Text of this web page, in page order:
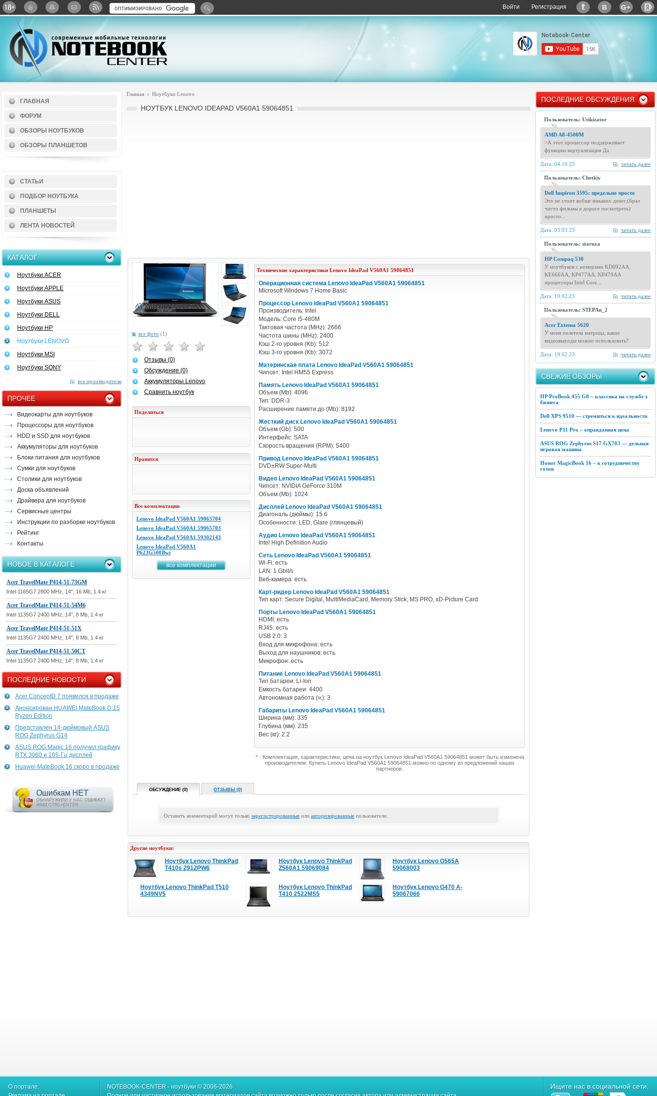
Войти Регистрация
Twitter ВКонтактеGoogle+Яндекс: Каталог виджетов
ГЛАВНАЯ
ФОРУМ
ОБЗОРЫ НОУТБУКОВ
ОБЗОРЫ ПЛАНШЕТОВ
СТАТЬИ
ПОДБОР НОУТБУКА
ПЛАНШЕТЫ
ЛЕНТА НОВОСТЕЙ
КАТАЛОГ
Ноутбуки ACER
Ноутбуки APPLE
Ноутбуки ASUS
Ноутбуки DELL
Ноутбуки HP
Ноутбуки LENOVO
Ноутбуки MSI
Ноутбуки SONY
все производители
ПРОЧЕЕ
Видеокарты для ноутбуков
Процессоры для ноутбуков
HDD и SSD для ноутбуков
Аккумуляторы для ноутбуков
Блоки питания для ноутбуков
Сумки для ноутбуков
Столики для ноутбуков
Доска объявлений
Драйвера для ноутбуков
Сервисные центры
Инструкции по разборке ноутбуков
Рейтинг
Контакты
НОВОЕ В КАТАЛОГЕ
Acer TravelMate P414-51-73GM
Intel 1165G7 2800 MHz, 14", 16 Mb, 1.4 кг
Acer TravelMate P414-51-54M6
Intel 1135G7 2400 MHz, 14", 8 Mb, 1.4 кг
Acer TravelMate P414-51-51X
Intel 1135G7 2400 MHz, 14", 8 Mb, 1.4 кг
Acer TravelMate P414-51-50CT
Intel 1135G7 2400 MHz, 14", 8 Mb, 1.4 кг
ПОСЛЕДНИЕ НОВОСТИ
Acer ConceptD 7 появился в продаже
Анонсирован HUAWEI MateBook D 15
Ryzen Edition
Представлен 14-дюймовый ASUS
ROG Zephyrus G14
ASUS ROG Magic 16 получил графику
RTX 3060 и 165-Гц дисплей
Huawei MateBook 16 скоро в продаже
Ошибкам НЕТ
ОБНАРУЖИЛИ У НАС ОШИБКУ?
ЖМИ CTRL+ENTER
Главная Ноутбуки Lenovo
НОУТБУК LENOVO IDEAPAD V560A1 59064851
все фото (1)
Отзывы (0)
Обсуждение (0)
Аккумуляторы Lenovo
Сравнить ноутбук
Поделиться
Нравится
Все комплектации
Lenovo IdeaPad V560A1 59065704
Lenovo IdeaPad V560A1 59065703
Lenovo IdeaPad V560A1 59302143
Lenovo IdeaPad V560A1
P623G500Bwi
все комплектации
Технические характеристики Lenovo IdeaPad V560A1 59064851
Операционная система Lenovo IdeaPad V560A1 59064851
Microsoft Windows 7 Home Basic
Процессор Lenovo IdeaPad V560A1 59064851
Производитель: Intel
Модель: Core i5-480M
Тактовая частота (MHz): 2666
Частота шины (MHz): 2400
Кэш 2-го уровня (Kb): 512
Кэш 3-го уровня (Kb): 3072
Материнская плата Lenovo IdeaPad V560A1 59064851
Чипсет: Intel HM55 Express
Память Lenovo IdeaPad V560A1 59064851
Объем (Mb): 4096
Тип: DDR-3
Расширение памяти до (Mb): 8192
Жесткий диск Lenovo IdeaPad V560A1 59064851
Объем (Gb): 500
Интерфейс: SATA
Скорость вращения (RPM): 5400
Привод Lenovo IdeaPad V560A1 59064851
DVD±RW Super-Multi
Видео Lenovo IdeaPad V560A1 59064851
Чипсет: NVIDIA GeForce 310M
Объем (Mb): 1024
Дисплей Lenovo IdeaPad V560A1 59064851
Диагональ (дюймы): 15.6
Особенности: LED, Glare (глянцевый)
Аудио Lenovo IdeaPad V560A1 59064851
Intel High Definition Audio
Сеть Lenovo IdeaPad V560A1 59064851
Wi-Fi: есть
LAN: 1 Gbit/s
Веб-камера: есть
Карт-ридер Lenovo IdeaPad V560A1 59064851
Тип карт: Secure Digital, MultiMediaCard, Memory Stick, MS PRO, xD-Picture Card
Порты Lenovo IdeaPad V560A1 59064851
HDMI: есть
RJ45: есть
USB 2.0: 3
Вход для микрофона: есть
Выход для наушников: есть
Микрофон: есть
Питание Lenovo IdeaPad V560A1 59064851
Тип батареи: Li-Ion
Емкость батареи: 4400
Автономная работа (ч.): 3
Габариты Lenovo IdeaPad V560A1 59064851
Ширина (мм): 335
Глубина (мм): 235
Вес (кг): 2.2
* - Комплектация, характеристики, цена на ноутбук Lenovo IdeaPad V560A1 59064851 может быть изменена
производителем. Купить Lenovo IdeaPad V560A1 59064851 можно по одному из предложений наших
партнеров.
ОБСУЖДЕНИЕ (0) ОТЗЫВЫ (0)
Оставить комментарий могут только зарегистрированные или авторизированные пользователи.
Другие ноутбуки:
Ноутбук Lenovo ThinkPad
T410s 2912PW6
Ноутбук Lenovo ThinkPad
Z560A1 59069084
Ноутбук Lenovo G565A
59068003
Ноутбук Lenovo ThinkPad T510
4349NV5
Ноутбук Lenovo ThinkPad
T410 2522MS5
Ноутбук Lenovo G470 A-
59067066
ПОСЛЕДНИЕ ОБСУЖДЕНИЯ
Пользователь: Utikizator
AMD A8-4500M
>А этот процессор поддерживает
функцию вертуализация Да
читать далее
Дата: 04.10.23
Пользователь: Chetkiy
Dell Inspiron 3595: предельно просто
Это не стоит вобще никаких денег,(брал
чисто фильмы в дороге посмотреть)
просто...
читать далее
Дата: 03.03.23
Пользователь: staruxa
HP Compaq 530
У ноутбуков с номерами KD092AA,
KE666AA, KP477AA, KP479AA
процессоры Intel Core...
читать далее
Дата: 19.02.23
Пользователь: STEPAn_2
Acer Extensa 5620
У меня полетела матрица, какие
видеовыходы можно использовать?
читать далее
Дата: 19.02.23
СВЕЖИЕ ОБЗОРЫ
HP ProBook 455 G8 – классика на службе у
бизнеса
Dell XPS 9510 — стремиться к идеальности
Lenovo P11 Pro – оправданная цена
ASUS ROG Zephyrus S17 GX703 — дельная
игровая машина
Honor MagicBook 16 – к сотрудничеству
готов
О портале:
NOTEBOOK-CENTER - ноутбуки © 2006-2026
Ищите нас в социальной сети: